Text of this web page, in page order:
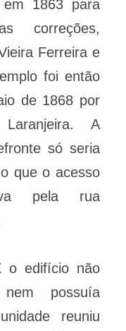
1863 para
correções,
Ferreira e
foi então
de 1868 por
A
só seria
que o acesso
pela rua
o edifício não
nem possuía
reuniu